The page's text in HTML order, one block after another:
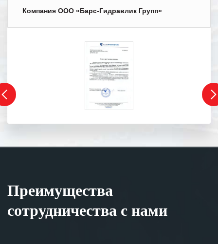
Компания ООО «Барс-Гидравлик Групп»
Преимущества
сотрудничества с нами